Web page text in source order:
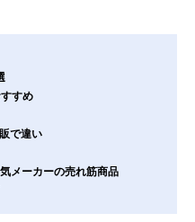
すめ
で違い
メーカーの売れ筋商品